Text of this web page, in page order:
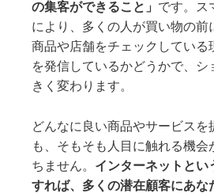
の集客ができること」 です。ス
により、多くの人が買い物の前
商品や店舗をチェックしている
を発信しているかどうかで、シ
きく変わります。
どんなに良い商品やサービスを
も、そもそも人目に触れる機会
ちません。 インターネットとい
すれば、多くの潜在顧客にあな